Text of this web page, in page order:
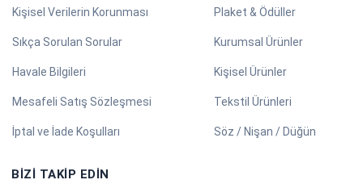
Kişisel Verilerin Korunması
Sıkça Sorulan Sorular
Havale Bilgileri
Mesafeli Satış Sözleşmesi
İptal ve İade Koşulları
Plaket & Ödüller
Kurumsal Ürünler
Kişisel Ürünler
Tekstil Ürünleri
Söz / Nişan / Düğün
BIZI TAKIP EDIN